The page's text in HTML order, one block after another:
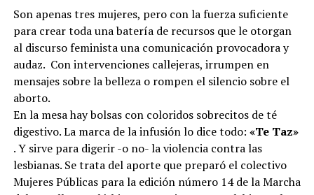
Son apenas tres mujeres, pero con la fuerza suficiente
para crear toda una batería de recursos que le otorgan
al discurso feminista una comunicación provocadora y
audaz. Con intervenciones callejeras, irrumpen en
mensajes sobre la belleza o rompen el silencio sobre el
aborto.
En la mesa hay bolsas con coloridos sobrecitos de té
digestivo. La marca de la infusión lo dice todo: «Te Taz»
. Y sirve para digerir -o no- la violencia contra las
lesbianas. Se trata del aporte que preparó el colectivo
Mujeres Públicas para la edición número 14 de la Marcha